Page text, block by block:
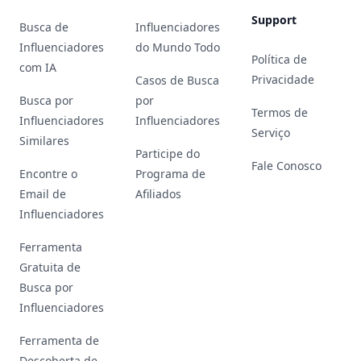
Busca de
Influenciadores
com IA
Busca por
Influenciadores
Similares
Encontre o
Email de
Influenciadores
Ferramenta
Gratuita de
Busca por
Influenciadores
Ferramenta de
Influenciadores
do Mundo Todo
Casos de Busca
por
Influenciadores
Participe do
Programa de
Afiliados
Support
Política de
Privacidade
Termos de
Serviço
Fale Conosco